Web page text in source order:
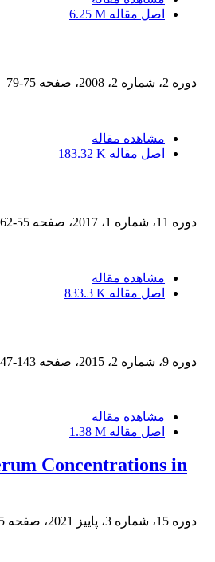
اصل مقاله 6.25 M
دوره 2، شماره 2، 2008، صفحه 75-79
مشاهده مقاله
اصل مقاله 183.32 K
دوره 11، شماره 1، 2017، صفحه 55-62
مشاهده مقاله
اصل مقاله 833.3 K
دوره 9، شماره 2، 2015، صفحه
143-147
مشاهده مقاله
اصل مقاله 1.38 M
Concentrations in
دوره 15، شماره 3، پاییز 2021، صفحه